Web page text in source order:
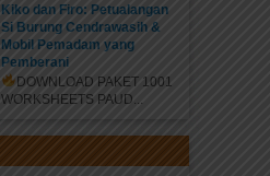
Kiko dan Firo: Petualangan
Si Burung Cendrawasih &
Mobil Pemadam yang
Pemberani
DOWNLOAD PAKET 1001
WORKSHEETS PAUD...